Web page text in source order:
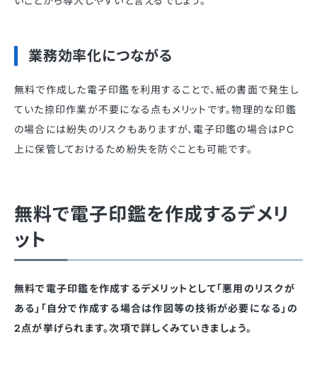
業務効率化につながる
無料で作成した電子印鑑を利用することで、紙の書面で発生し
ていた捺印作業が不要になる点もメリットです。物理的な印鑑
の場合には紛失のリスクもありますが、電子印鑑の場合はPC
上に保管しておけるため紛失を防ぐことも可能です。
無料で電子印鑑を作成するデメリ
ット
無料で電子印鑑を作成するデメリットとして「悪用のリスクが
ある」「自分で作成する場合は作図等の技術が必要になる」の
2点が挙げられます。次項で詳しくみていきましょう。